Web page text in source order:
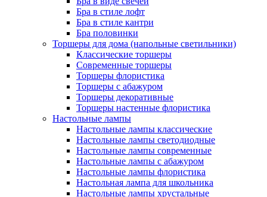
Бра в стиле лофт
Бра в стиле кантри
Бра половинки
Торшеры для дома (напольные светильники)
Классические торшеры
Современные торшеры
Торшеры флористика
Торшеры с абажуром
Торшеры декоративные
Торшеры настенные флористика
Настольные лампы
Настольные лампы классические
Настольные лампы светодиодные
Настольные лампы современные
Настольные лампы с абажуром
Настольные лампы флористика
Настольная лампа для школьника
Настольные лампы хрустальные